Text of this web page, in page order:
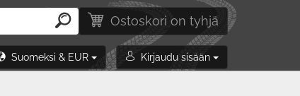
Ostoskori on tyhjä
Suomeksi & EUR Kirjaudu sisään